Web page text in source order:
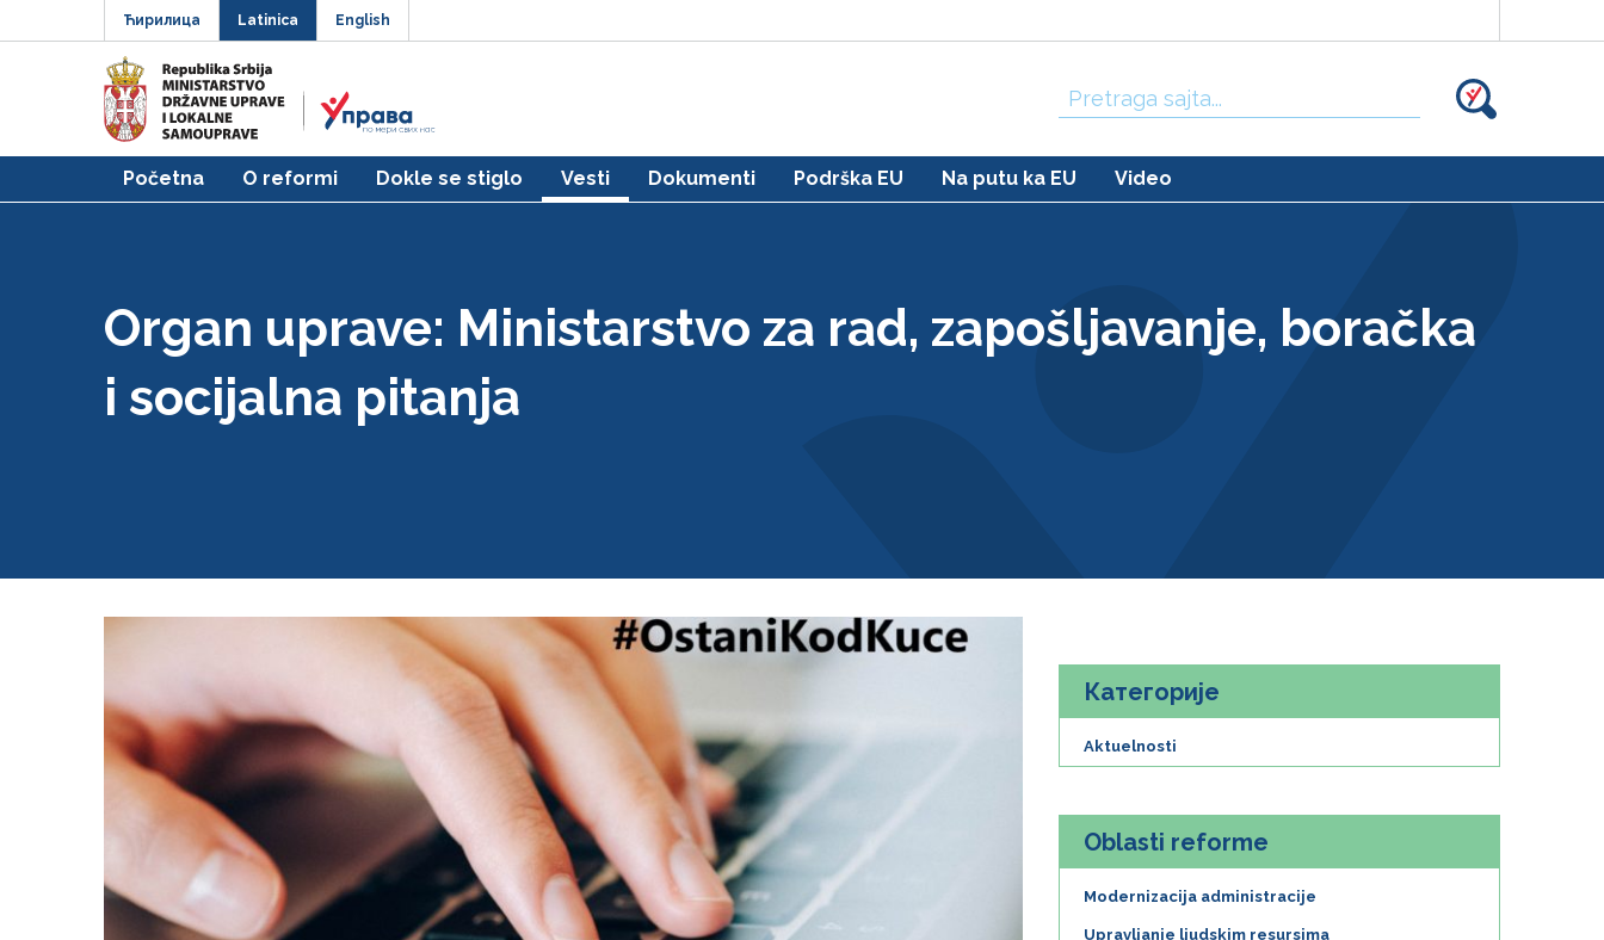
Ћирилица Latinica English
Traži:
Početna O reformi Dokle se stiglo Vesti Dokumenti Podrška EU Na putu ka EU Video
Organ uprave: Ministarstvo za rad, zapošljavanje, boračka
i socijalna pitanja
Категорије
Aktuelnosti
Oblasti reforme
Modernizacija administracije
Upravljanje ljudskim resursima